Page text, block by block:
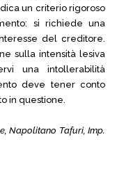
un criterio rigoroso
si richiede una
del creditore.
sulla intensità lesiva
una intollerabilità
deve tener conto
in questione.
Napolitano Tafuri, Imp.